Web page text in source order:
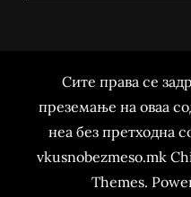
Сите права се
преземање на оваа
неа без претходна
vkusnobezmeso.mk
Themes.